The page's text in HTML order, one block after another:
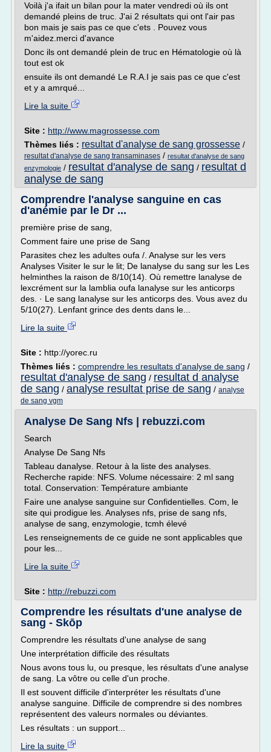
Voilà j'a ifait un bilan pour la mater vendredi où ils ont
demandé pleins de truc. J'ai 2 résultats qui ont l'air pas
bon mais je sais pas ce que c'ets . Pouvez vous
m'aidez.merci d'avance
Donc ils ont demandé plein de truc en Hématologie où là
tout est ok
ensuite ils ont demandé Le R.A.I je sais pas ce que c'est
et y a amrqué...
Lire la suite
Site : http://www.magrossesse.com
Thèmes liés : resultat d'analyse de sang grossesse /
resultat d'analyse de sang transaminases / resultat d'analyse de sang
enzymologie / resultat d'analyse de sang / resultat d
analyse de sang
Comprendre l'analyse sanguine en cas
d'anémie par le Dr ...
première prise de sang,
Comment faire une prise de Sang
Parasites chez les adultes oufa /. Analyse sur les vers
Analyses Visiter le sur le lit; De lanalyse du sang sur les Les
helminthes la raison de 8/10(14). Où remettre lanalyse de
lexcrément sur la lamblia oufa lanalyse sur les anticorps
des. · Le sang lanalyse sur les anticorps des. Vous avez du
5/10(27). Lenfant grince des dents dans le...
Lire la suite
Site : http://yorec.ru
Thèmes liés : comprendre les resultats d'analyse de sang /
resultat d'analyse de sang / resultat d analyse
de sang / analyse resultat prise de sang / analyse
de sang vgm
Analyse De Sang Nfs | rebuzzi.com
Search
Analyse De Sang Nfs
Tableau danalyse. Retour à la liste des analyses.
Recherche rapide: NFS. Volume nécessaire: 2 ml sang
total. Conservation: Température ambiante
Faire une analyse sanguine sur Confidentielles. Com, le
site qui prodigue les. Analyses nfs, prise de sang nfs,
analyse de sang, enzymologie, tcmh élevé
Les renseignements de ce guide ne sont applicables que
pour les...
Lire la suite
Site : http://rebuzzi.com
Comprendre les résultats d'une analyse de
sang - Skōp
Comprendre les résultats d'une analyse de sang
Une interprétation difficile des résultats
Nous avons tous lu, ou presque, les résultats d'une analyse
de sang. La vôtre ou celle d'un proche.
Il est souvent difficile d'interpréter les résultats d'une
analyse sanguine. Difficile de comprendre si des nombres
représentent des valeurs normales ou déviantes.
Les résultats : un support...
Lire la suite